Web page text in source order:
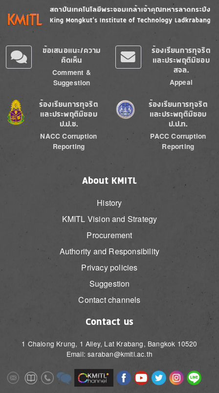
Image
ข้อเสนอแนะ/ความ
คิดเห็น
Comment &
Suggestion
ร้องเรียนการทุจริต
และประพฤติมิชอบ
สจล.
Appeal
Image
ร้องเรียนการทุจริต
และประพฤติมิชอบ
ป.ป.ช.
NACC Corruption
Reporting
Image
ร้องเรียนการทุจริต
และประพฤติมิชอบ
ป.ป.ท.
PACC Corruption
Reporting
About KMITL
History
KMITL Vision and Strategy
Procurement
Authority and Responsibility
Privacy policies
Suggestion
Contact channels
Contact us
1 Chalong Krung, 1 Alley, Lat Krabang, Bangkok 10520
Email: saraban@kmitl.ac.th
ImageImageImageImage Image ImageImageImageImageImage